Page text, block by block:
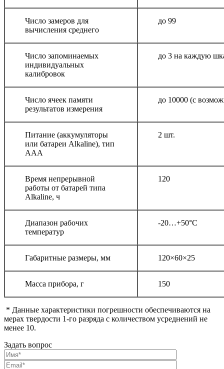
Число замеров для
вычисления среднего
до 99
Число запоминаемых
индивидуальных
калибровок
до 3 на каждую
Число ячеек памяти
результатов измерения
до 10000 (с
Питание (аккумуляторы
или батареи Alkaline), тип
AAA
2 шт.
Время непрерывной
работы от батарей типа
Alkaline, ч
120
Диапазон рабочих
температур
-20…+50°С
Габаритные размеры, мм 120×60×25
Масса прибора, г 150
* Данные характеристики погрешности обеспечиваются на
мерах твердости 1-го разряда с количеством усреднений не
менее 10.
Задать вопрос